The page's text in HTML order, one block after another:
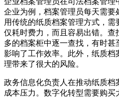
企业为例，档案管理员每天需
用传统的纸质档案管理方式，
仅耗时费力，而且容易出错。
多的档案柜中逐一查找，有时
影响了工作效率。此外，纸质
理带来了很大的风险。
政务信息化负责人在推动纸质
成本压力。数字化转型需要购